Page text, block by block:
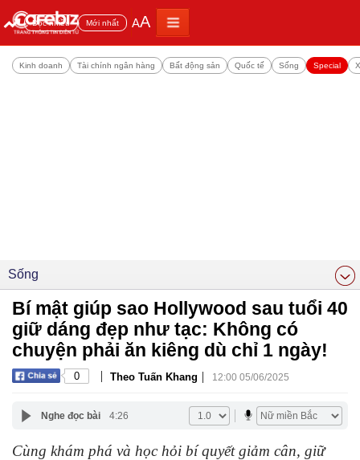
Đọc nhiều Mới nhất AA
Kinh doanh Tài chính ngân hàng Bất động sản Quốc tế Sống Special
Sống
Bí mật giúp sao Hollywood sau tuổi 40
giữ dáng đẹp như tạc: Không có
chuyện phải ăn kiêng dù chỉ 1 ngày!
0 | Theo Tuấn Khang | 12:00 05/06/2025
Nghe đọc bài 4:26
Cùng khám phá và học hỏi bí quyết giảm cân, giữ